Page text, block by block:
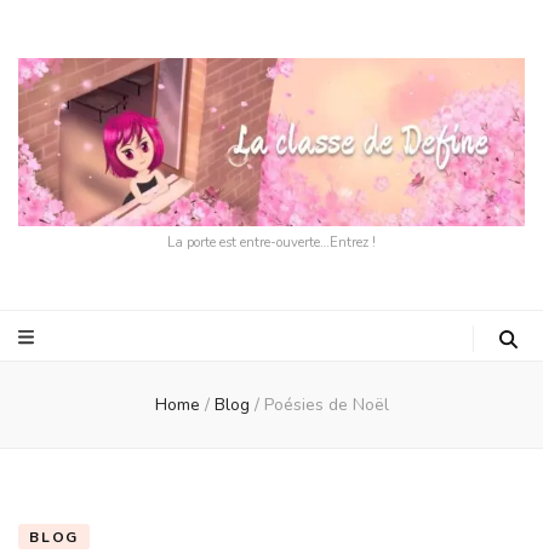
La porte est entre-ouverte…Entrez !
Home / Blog / Poésies de Noël
BLOG